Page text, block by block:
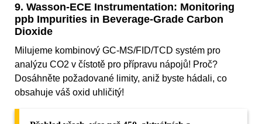
9. Wasson-ECE Instrumentation: Monitoring
ppb Impurities in Beverage-Grade Carbon
Dioxide
Milujeme kombinový GC-MS/FID/TCD systém pro
analýzu CO2 v čístotě pro přípravu nápojů! Proč?
Dosáhněte požadované limity, aniž byste hádali, co
obsahuje váš oxid uhličitý!